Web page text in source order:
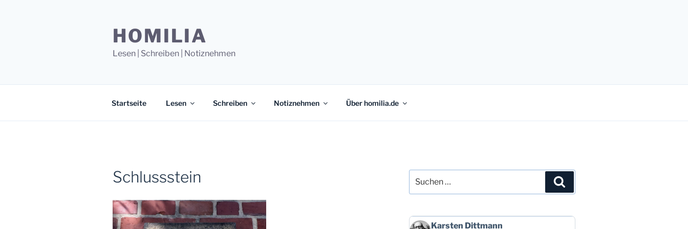
HOMILIA
Lesen | Schreiben | Notiznehmen
Startseite Lesen Schreiben Notiznehmen Über homilia.de
Schlussstein
nach:
BeitragKarsten Dittmann